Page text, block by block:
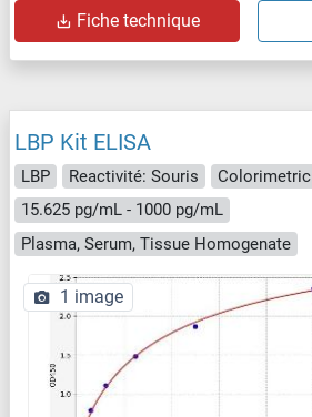
Fiche technique
LBP Kit ELISA
LBP Reactivité: Souris Colorimetric
15.625 pg/mL - 1000 pg/mL
Plasma, Serum, Tissue Homogenate
1 image